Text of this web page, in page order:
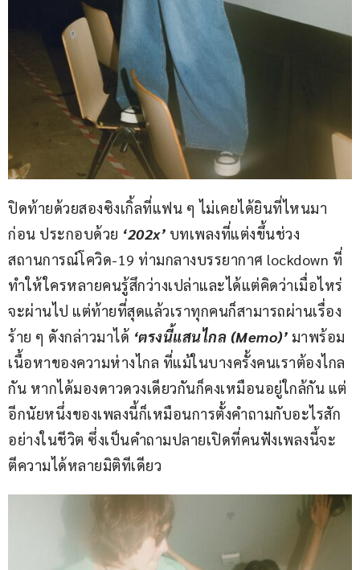
ปิดท้ายด้วยสองซิงเกิ้ลที่แฟน ๆ ไม่เคยได้ยินที่ไหนมา
ก่อน ประกอบด้วย ‘202x’ บทเพลงที่แต่งขึ้นช่วง
สถานการณ์โควิด-19 ท่ามกลางบรรยากาศ lockdown ที่
ทำให้ใครหลายคนรู้สึกว่างเปล่าและได้แต่คิดว่าเมื่อไหร่
จะผ่านไป แต่ท้ายที่สุดแล้วเราทุกคนก็สามารถผ่านเรื่อง
ร้าย ๆ ดังกล่าวมาได้ ‘ตรงนี้แสนไกล (Memo)’ มาพร้อม
เนื้อหาของความห่างไกล ที่แม้ในบางครั้งคนเราต้องไกล
กัน หากได้มองดาวดวงเดียวกันก็คงเหมือนอยู่ใกล้กัน แต่
อีกนัยหนึ่งของเพลงนี้ก็เหมือนการตั้งคำถามกับอะไรสัก
อย่างในชีวิต ซึ่งเป็นคำถามปลายเปิดที่คนฟังเพลงนี้จะ
ตีความได้หลายมิติทีเดียว